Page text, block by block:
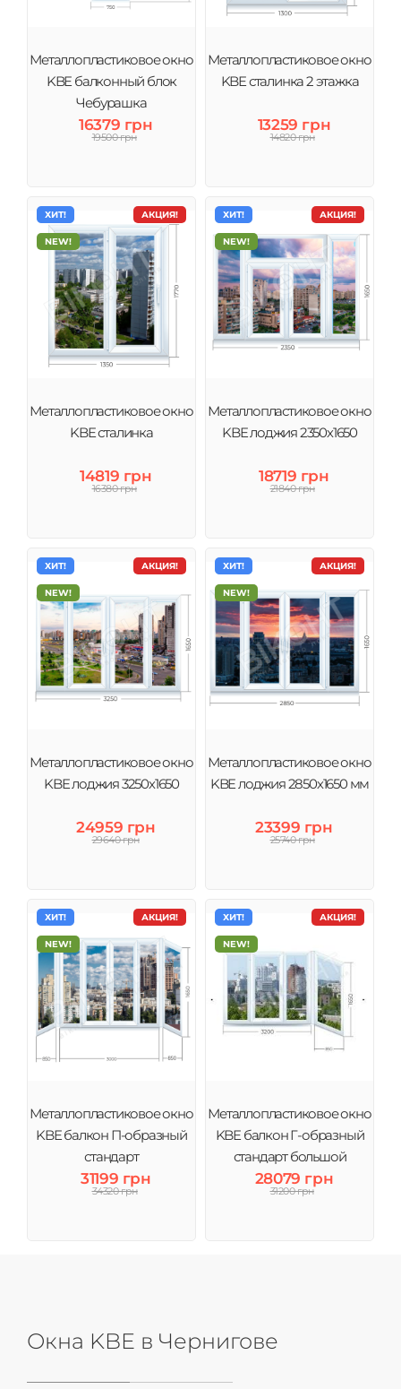
Металлопластиковое окно
KBE балконный блок
Чебурашка
16379 грн
19500 грн
Металлопластиковое окно
KBE сталинка 2 этажка
13259 грн
14820 грн
АКЦИЯ!
ХИТ!
NEW!
Металлопластиковое окно
KBE сталинка
14819 грн
16380 грн
АКЦИЯ!
ХИТ!
NEW!
Металлопластиковое окно
KBE лоджия 2350х1650
18719 грн
21840 грн
АКЦИЯ!
ХИТ!
NEW!
Металлопластиковое окно
KBE лоджия 3250х1650
24959 грн
29640 грн
АКЦИЯ!
ХИТ!
NEW!
Металлопластиковое окно
KBE лоджия 2850х1650 мм
23399 грн
25740 грн
АКЦИЯ!
ХИТ!
NEW!
Металлопластиковое окно
KBE балкон П-образный
стандарт
31199 грн
34320 грн
АКЦИЯ!
ХИТ!
NEW!
Металлопластиковое окно
KBE балкон Г-образный
стандарт большой
28079 грн
31200 грн
Окна KBE в Чернигове